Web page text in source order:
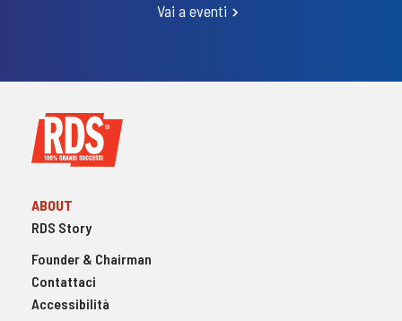
Vai a eventi
ABOUT
RDS Story
Founder & Chairman
Contattaci
Accessibilità